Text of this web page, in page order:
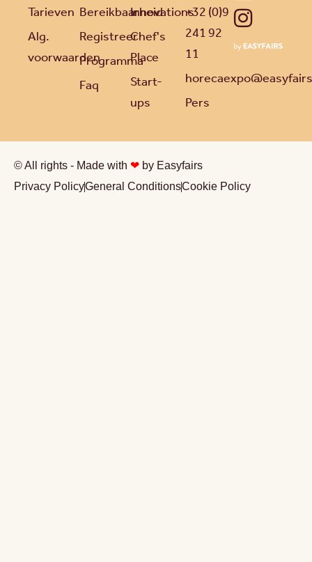
Tarieven
Alg.
voorwaarden
Bereikbaarheid
Registreer
Programma
Faq
Innovations
Chef's
Place
Start-
ups
+32 (0)9
241 92
11
Pers
© All rights - Made with ❤ by Easyfairs
Privacy PolicyGeneral ConditionsCookie Policy